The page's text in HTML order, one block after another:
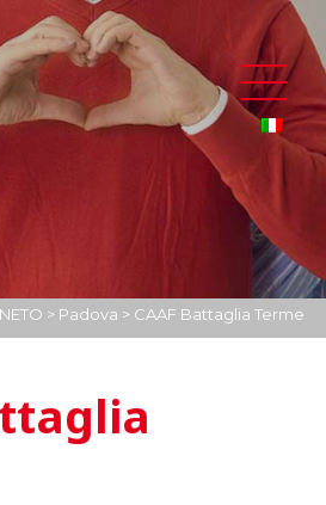
> Padova > CAAF Battaglia Terme